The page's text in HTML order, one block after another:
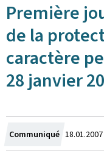
Première
de la
caractère
28 janvier
Communiqué Crée
le
18.01.2007